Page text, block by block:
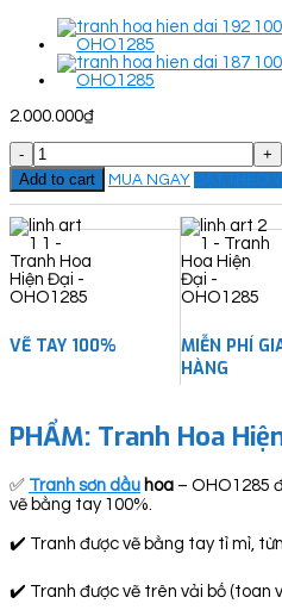
2.000.000₫
Tranh
Hoa
Hiện
Đại
-
OHO1285
quantity
Add to cart MUA NGAY ĐẶT THEO
VẼ TAY 100%
MIỄN PHÍ
HÀNG
PHẨM: Tranh Hoa
✅ Tranh sơn dầu hoa – OHO1285
vẽ bằng tay 100%.
✔️ Tranh được vẽ bằng tay tỉ mỉ,
✔️ Tranh được vẽ trên vải bố (toan